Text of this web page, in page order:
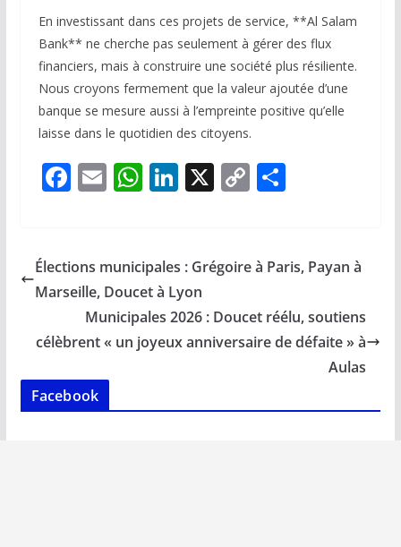
En investissant dans ces projets de service, **Al Salam
Bank** ne cherche pas seulement à gérer des flux
financiers, mais à construire une société plus résiliente.
Nous croyons fermement que la valeur ajoutée d’une
banque se mesure aussi à l’empreinte positive qu’elle
laisse dans le quotidien des citoyens.
F
b
o
o
k
E
l
W
s
A
p
p
Li
e
dI
n
X C
y
n
k
P
g
Élections municipales : Grégoire à Paris, Payan à
Marseille, Doucet à Lyon
Municipales 2026 : Doucet réélu, soutiens
célèbrent « un joyeux anniversaire de défaite » à
Aulas
Facebook